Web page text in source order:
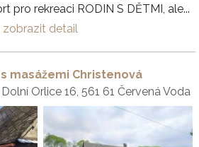
pro rekreaci RODIN S DĚTMI, ale...
zobrazit detail
masážemi Christenová
Dolní Orlice 16, 561 61 Červená Voda